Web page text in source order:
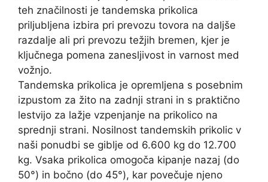
teh značilnosti je tandemska prikolica
priljubljena izbira pri prevozu tovora na daljše
razdalje ali pri prevozu težjih bremen, kjer je
ključnega pomena zanesljivost in varnost med
vožnjo.
Tandemska prikolica je opremljena s posebnim
izpustom za žito na zadnji strani in s praktično
lestvijo za lažje vzpenjanje na prikolico na
sprednji strani. Nosilnost tandemskih prikolic v
naši ponudbi se giblje od 6.600 kg do 12.700
kg. Vsaka prikolica omogoča kipanje nazaj (do
50°) in bočno (do 45°), kar povečuje njeno